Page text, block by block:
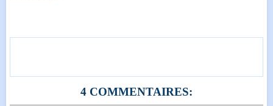
4 COMMENTAIRES: